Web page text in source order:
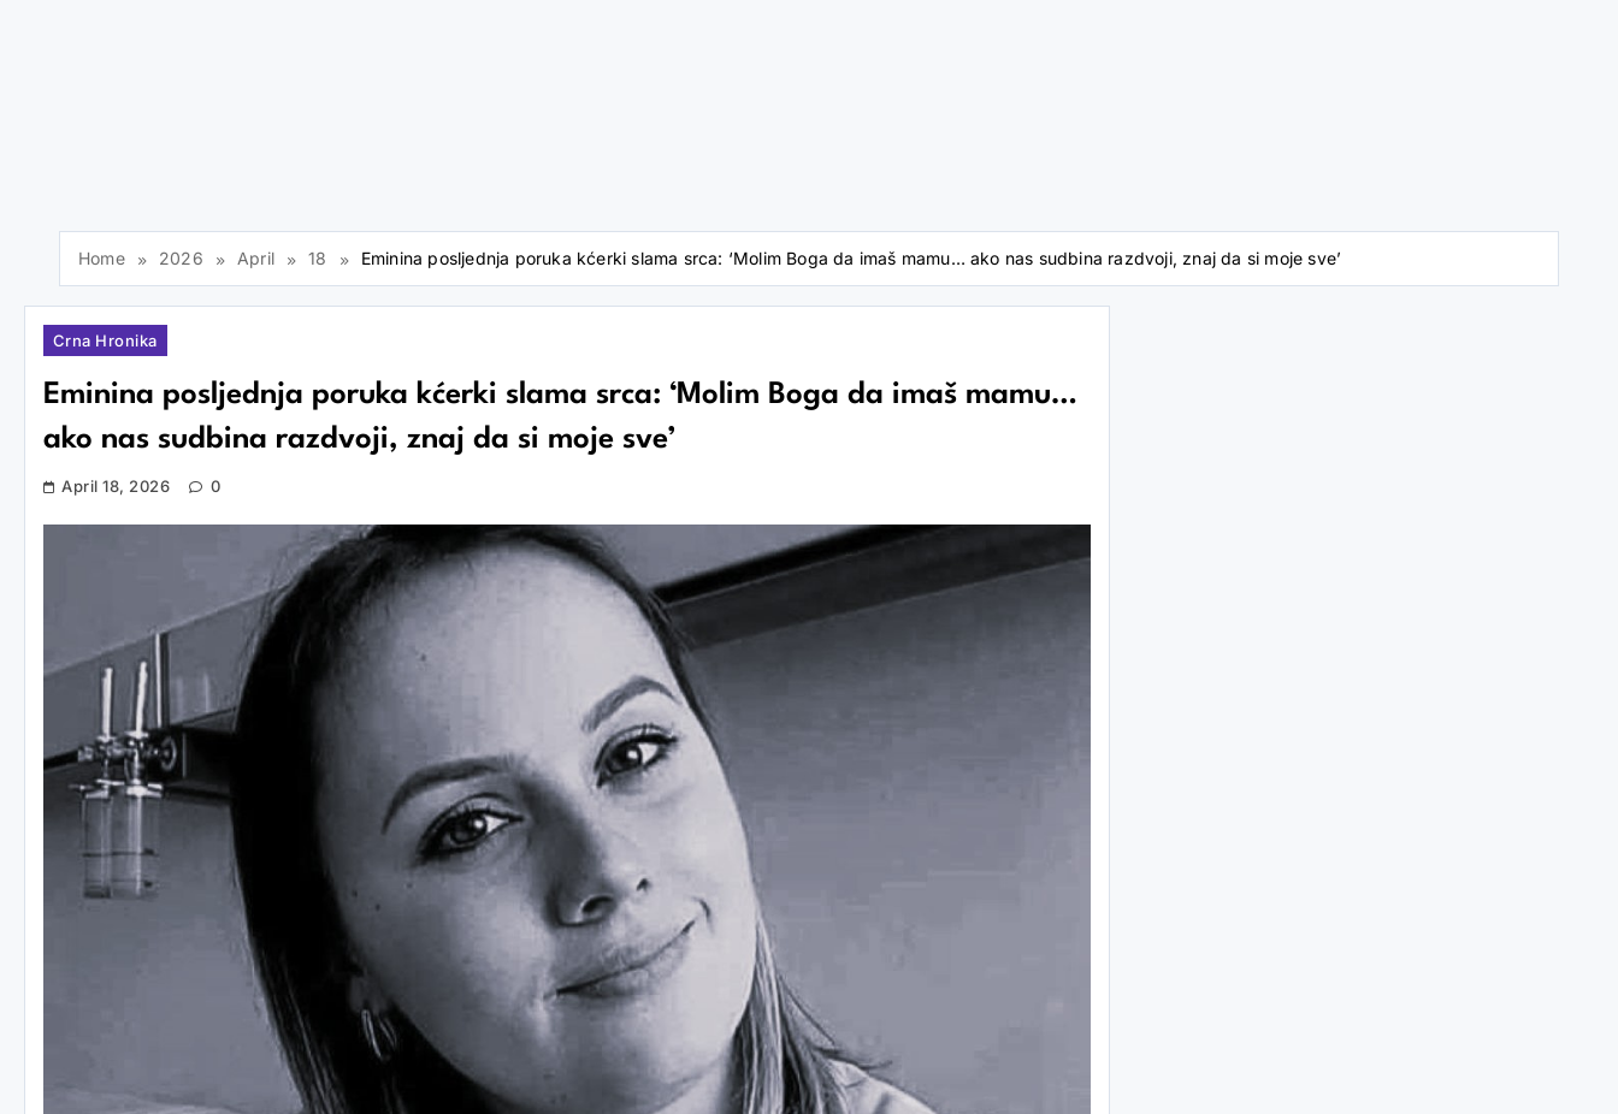
Home 2026 April 18 Eminina posljednja poruka kćerki slama srca: ‘Molim Boga da imaš mamu… ako nas sudbina razdvoji, znaj da si moje sve’
Crna Hronika
Eminina posljednja poruka kćerki slama srca: ‘Molim Boga da imaš mamu…
ako nas sudbina razdvoji, znaj da si moje sve’
April 18, 2026 0